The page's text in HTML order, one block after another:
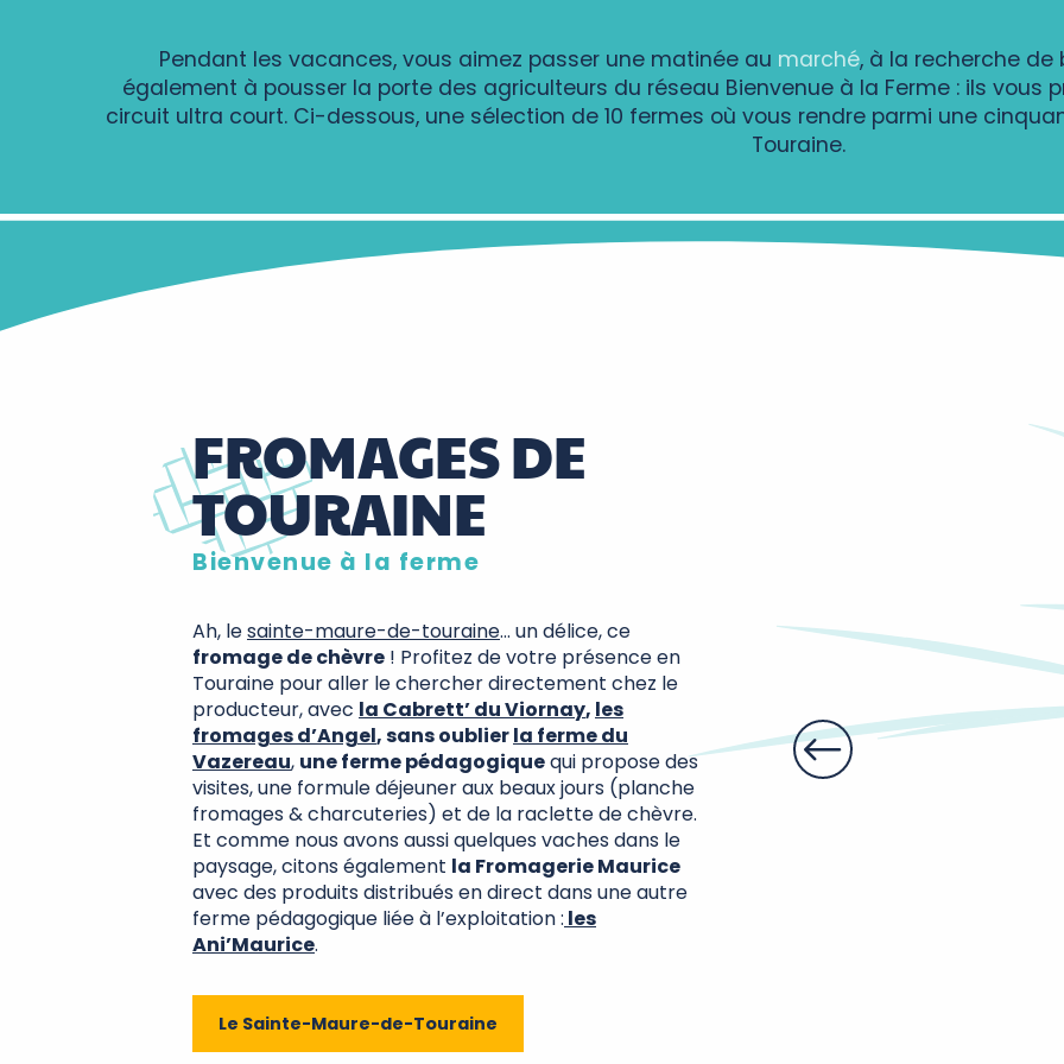
Pendant les vacances, vous aimez passer une matinée au marché, à la recherche de
également à pousser la porte des agriculteurs du réseau Bienvenue à la Ferme : ils vous
circuit ultra court. Ci-dessous, une sélection de 10 fermes où vous rendre parmi une
Touraine.
FROMAGES DE
TOURAINE
Bienvenue à la ferme
Ah, lesainte-maure-de-touraine… un délice, ce
fromage de chèvre ! Profitez de votre présence en
Touraine pour aller le chercher directement chez le
producteur, avec la Cabrett’ du Viornay, les
fromages d’Angel, sans oublierla ferme du
Vazereau, une ferme pédagogiquequi propose des
visites, une formule déjeuner aux beaux jours (planche
fromages & charcuteries) et de la raclette de chèvre.
Et comme nous avons aussi quelques vaches dans le
paysage, citons également la Fromagerie Maurice
avec des produits distribués en direct dans une autre
ferme pédagogique liée à l’exploitation : les
Ani’Maurice.
Le Sainte-Maure-de-Touraine